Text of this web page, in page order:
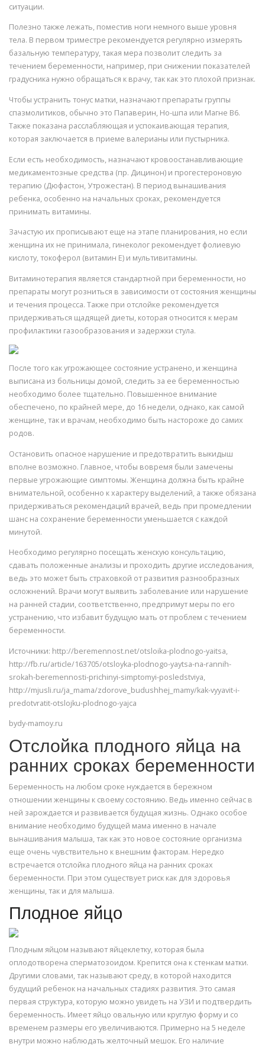
ситуации.
Полезно также лежать, поместив ноги немного выше уровня
тела. В первом триместре рекомендуется регулярно измерять
базальную температуру, такая мера позволит следить за
течением беременности, например, при снижении показателей
градусника нужно обращаться к врачу, так как это плохой признак.
Чтобы устранить тонус матки, назначают препараты группы
спазмолитиков, обычно это Папаверин, Но-шпа или Магне В6.
Также показана расслабляющая и успокаивающая терапия,
которая заключается в приеме валерианы или пустырника.
Если есть необходимость, назначают кровоостанавливающие
медикаментозные средства (пр. Дицинон) и прогестероновую
терапию (Дюфастон, Утрожестан). В период вынашивания
ребенка, особенно на начальных сроках, рекомендуется
принимать витамины.
Зачастую их прописывают еще на этапе планирования, но если
женщина их не принимала, гинеколог рекомендует фолиевую
кислоту, токоферол (витамин Е) и мультивитамины.
Витаминотерапия является стандартной при беременности, но
препараты могут розниться в зависимости от состояния женщины
и течения процесса. Также при отслойке рекомендуется
придерживаться щадящей диеты, которая относится к мерам
профилактики газообразования и задержки стула.
После того как угрожающее состояние устранено, и женщина
выписана из больницы домой, следить за ее беременностью
необходимо более тщательно. Повышенное внимание
обеспечено, по крайней мере, до 16 недели, однако, как самой
женщине, так и врачам, необходимо быть настороже до самих
родов.
Остановить опасное нарушение и предотвратить выкидыш
вполне возможно. Главное, чтобы вовремя были замечены
первые угрожающие симптомы. Женщина должна быть крайне
внимательной, особенно к характеру выделений, а также обязана
придерживаться рекомендаций врачей, ведь при промедлении
шанс на сохранение беременности уменьшается с каждой
минутой.
Необходимо регулярно посещать женскую консультацию,
сдавать положенные анализы и проходить другие исследования,
ведь это может быть страховкой от развития разнообразных
осложнений. Врачи могут выявить заболевание или нарушение
на ранней стадии, соответственно, предпримут меры по его
устранению, что избавит будущую мать от проблем с течением
беременности.
Источники: http://beremennost.net/otsloika-plodnogo-yaitsa,
http://fb.ru/article/163705/otsloyka-plodnogo-yaytsa-na-rannih-
srokah-beremennosti-prichinyi-simptomyi-posledstviya,
http://mjusli.ru/ja_mama/zdorove_budushhej_mamy/kak-vyyavit-i-
predotvratit-otslojku-plodnogo-yajca
bydy-mamoy.ru
Отслойка плодного яйца на
ранних сроках беременности
Беременность на любом сроке нуждается в бережном
отношении женщины к своему состоянию. Ведь именно сейчас в
ней зарождается и развивается будущая жизнь. Однако особое
внимание необходимо будущей мама именно в начале
вынашивания малыша, так как это новое состояние организма
еще очень чувствительно к внешним факторам. Нередко
встречается отслойка плодного яйца на ранних сроках
беременности. При этом существует риск как для здоровья
женщины, так и для малыша.
Плодное яйцо
Плодным яйцом называют яйцеклетку, которая была
оплодотворена сперматозоидом. Крепится она к стенкам матки.
Другими словами, так называют среду, в которой находится
будущий ребенок на начальных стадиях развития. Это самая
первая структура, которую можно увидеть на УЗИ и подтвердить
беременность. Имеет яйцо овальную или круглую форму и со
временем размеры его увеличиваются. Примерно на 5 неделе
внутри можно наблюдать желточный мешок. Его наличие